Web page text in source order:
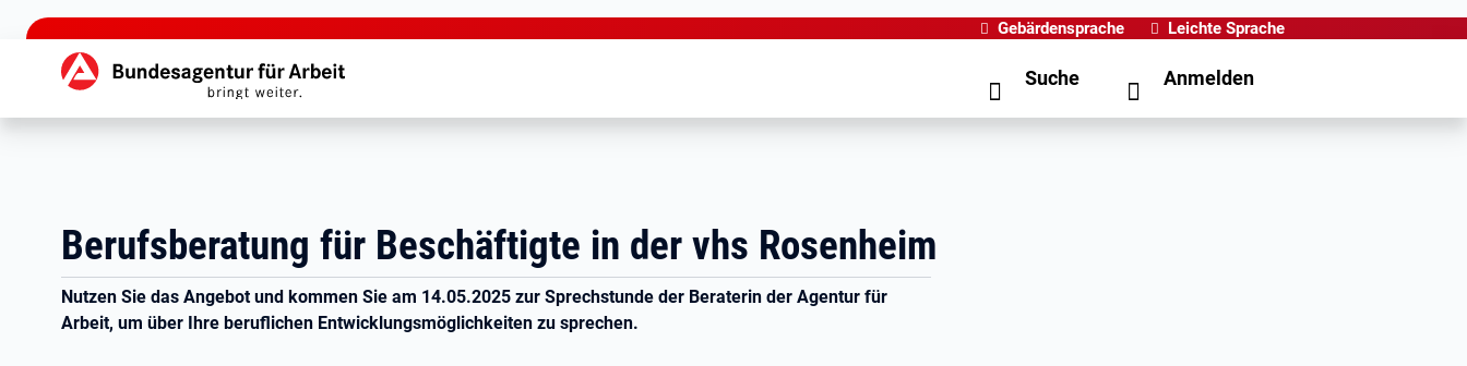
zu den Hauptinhalten springen
Gebärdensprache Leichte Sprache
Hauptnavigation Suche Anmelden
Berufsberatung für Beschäftigte in der vhs Rosenheim
Nutzen Sie das Angebot und kommen Sie am 14.05.2025 zur Sprechstunde der Beraterin der Agentur für
Arbeit, um über Ihre beruflichen Entwicklungsmöglichkeiten zu sprechen.